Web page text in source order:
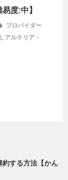
度:中】
プロバイダー
, アルテリア・
約する方法【かん